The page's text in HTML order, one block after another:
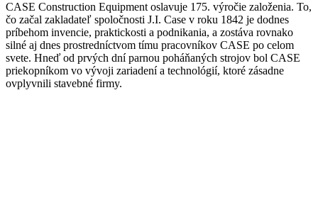
CASE Construction Equipment oslavuje 175. výročie založenia. To,
čo začal zakladateľ spoločnosti J.I. Case v roku 1842 je dodnes
príbehom invencie, praktickosti a podnikania, a zostáva rovnako
silné aj dnes prostredníctvom tímu pracovníkov CASE po celom
svete. Hneď od prvých dní parnou poháňaných strojov bol CASE
priekopníkom vo vývoji zariadení a technológií, ktoré zásadne
ovplyvnili stavebné firmy.